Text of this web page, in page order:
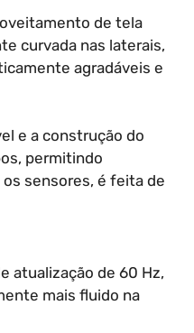
de tela
curvada nas laterais,
agradáveis e
e a construção do
permitindo
sensores, é feita de
atualização de 60 Hz,
mais fluido na